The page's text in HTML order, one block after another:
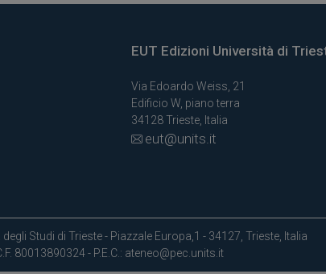
EUT Edizioni Università di
Via Edoardo Weiss, 21
Edificio W, piano terra
34128 Trieste, Italia
eut@units.it
Studi di Trieste - Piazzale Europa,1 - 34127, Trieste, Italia
80013890324 - P.E.C.: ateneo@pec.units.it